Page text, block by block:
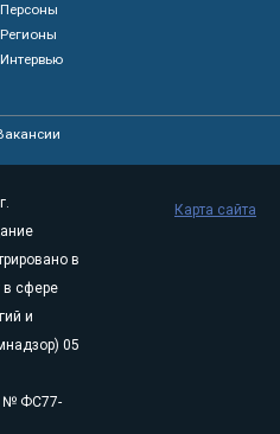
Персоны
Регионы
Интервью
в
в сфере
и
05
№ ФС77-
Карта сайта